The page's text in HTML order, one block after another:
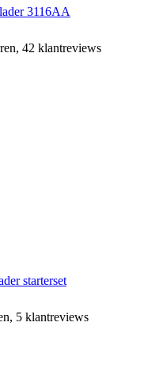
3116AA
42 klantreviews
starterset
5 klantreviews